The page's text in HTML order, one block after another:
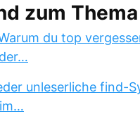
zum
du top
unleserliche find-